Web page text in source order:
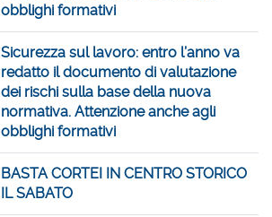
obblighi formativi
Sicurezza sul lavoro: entro l’anno va
redatto il documento di valutazione
dei rischi sulla base della nuova
normativa. Attenzione anche agli
obblighi formativi
BASTA CORTEI IN CENTRO STORICO
IL SABATO